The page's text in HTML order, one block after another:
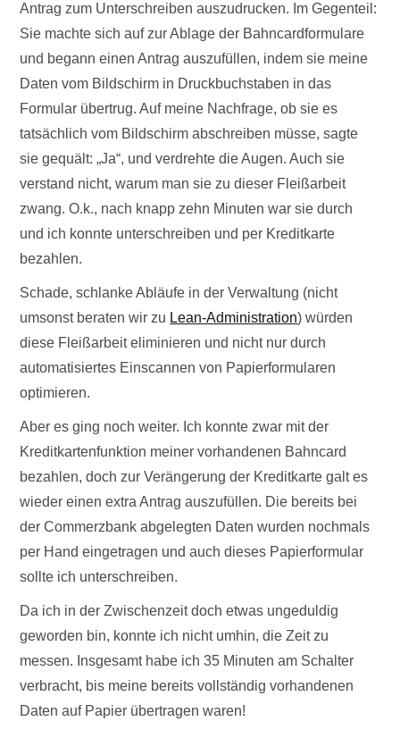
Antrag zum Unterschreiben auszudrucken. Im Gegenteil:
Sie machte sich auf zur Ablage der Bahncardformulare
und begann einen Antrag auszufüllen, indem sie meine
Daten vom Bildschirm in Druckbuchstaben in das
Formular übertrug. Auf meine Nachfrage, ob sie es
tatsächlich vom Bildschirm abschreiben müsse, sagte
sie gequält: „Ja“, und verdrehte die Augen. Auch sie
verstand nicht, warum man sie zu dieser Fleißarbeit
zwang. O.k., nach knapp zehn Minuten war sie durch
und ich konnte unterschreiben und per Kreditkarte
bezahlen.
Schade, schlanke Abläufe in der Verwaltung (nicht
umsonst beraten wir zu Lean-Administration) würden
diese Fleißarbeit eliminieren und nicht nur durch
automatisiertes Einscannen von Papierformularen
optimieren.
Aber es ging noch weiter. Ich konnte zwar mit der
Kreditkartenfunktion meiner vorhandenen Bahncard
bezahlen, doch zur Verängerung der Kreditkarte galt es
wieder einen extra Antrag auszufüllen. Die bereits bei
der Commerzbank abgelegten Daten wurden nochmals
per Hand eingetragen und auch dieses Papierformular
sollte ich unterschreiben.
Da ich in der Zwischenzeit doch etwas ungeduldig
geworden bin, konnte ich nicht umhin, die Zeit zu
messen. Insgesamt habe ich 35 Minuten am Schalter
verbracht, bis meine bereits vollständig vorhandenen
Daten auf Papier übertragen waren!